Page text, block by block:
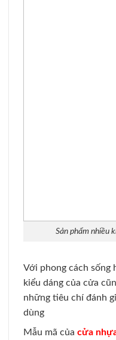
Sản phẩm nhiều
Với phong cách sống
kiểu dáng của cửa
những tiêu chí đánh
dùng
Mẫu mã của cửa